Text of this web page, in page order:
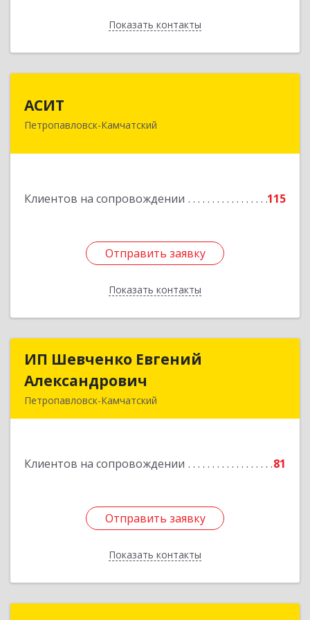
Показать контакты
Назад
АСИТ
Петропавловск-Камчатский
Клиентов на сопровождении 115
Отправить заявку
Показать контакты
683031, Камчатский край, Петропавловск-
Подробнее
Отправить заявку
Назад
ИП Шевченко Евгений
Александрович
Петропавловск-Камчатский
Клиентов на сопровождении 81
Отправить заявку
Показать контакты
ИП Шевченко Евгений
Отправить заявку
Назад